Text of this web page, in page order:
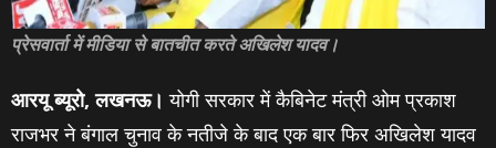
प्रेसवार्ता में मीडिया से बातचीत करते अखिलेश यादव।
आरयू ब्यूरो, लखनऊ। योगी सरकार में कैबिनेट मंत्री ओम प्रकाश
राजभर ने बंगाल चुनाव के नतीजे के बाद एक बार फिर अखिलेश यादव